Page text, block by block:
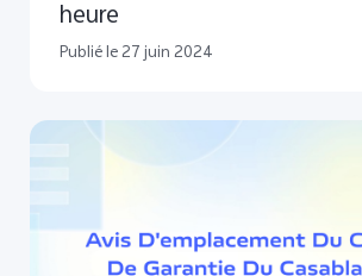
heure
Publié le 27 juin 2024